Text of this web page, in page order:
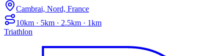
Cambrai, Nord, France
10km · 5km · 2.5km · 1km
Triathlon